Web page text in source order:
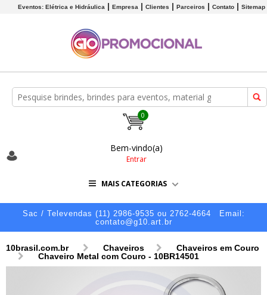
Eventos: Elétrica e Hidráulica Empresa Clientes Parceiros Contato Sitemap
0
Bem-vindo(a)
Entrar
MAIS CATEGORIAS
Sac / Televendas (11) 2986-9535 ou 2762-4664
Email:
contato@g10.art.br
10brasil.com.br Chaveiros
Chaveiros em Couro
Chaveiro Metal com Couro - 10BR14501